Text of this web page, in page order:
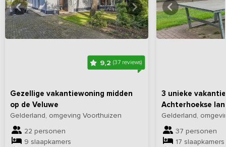
9,2(37 reviews)
Gezellige vakantiewoning midden
op de Veluwe
Gelderland, omgeving Voorthuizen
22 personen
9 slaapkamers
Bekijkhieralle foto's
3 unieke
Achterhoekse
Gelderland,
37 personen
17 slaapkamers
Bekijk